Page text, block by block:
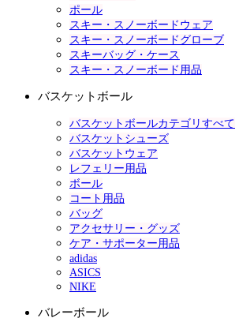
ポール
スキー・スノーボードウェア
スキー・スノーボードグローブ
スキーバッグ・ケース
スキー・スノーボード用品
バスケットボール
バスケットボールカテゴリすべて
バスケットシューズ
バスケットウェア
レフェリー用品
ボール
コート用品
バッグ
アクセサリー・グッズ
ケア・サポーター用品
adidas
ASICS
NIKE
バレーボール